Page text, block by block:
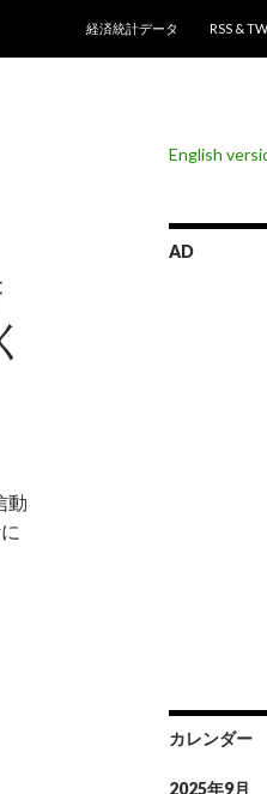
経済統計データ
RSS &
動
は低く出るように操作され
English
AD
カレンダー
2025年9月